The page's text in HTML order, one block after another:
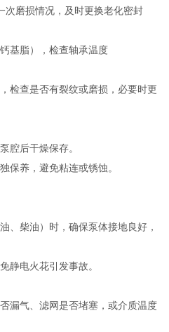
磨损情况，及时更换老化密封
脂），检查轴承温度
查是否有裂纹或磨损，必要时更
后干燥保存。
养，避免粘连或锈蚀。
柴油）时，确保泵体接地良好，
电火花引发事故。
气、滤网是否堵塞，或介质温度